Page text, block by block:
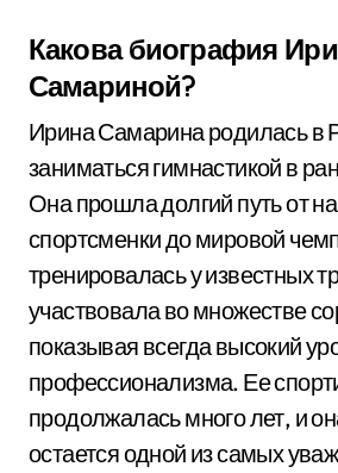
Какова биография
Самариной?
Ирина Самарина родилась в
заниматься гимнастикой в
Она прошла долгий путь от
спортсменки до мировой
тренировалась у известных
участвовала во множестве
показывая всегда высокий
профессионализма. Ее
продолжалась много лет, и
остается одной из самых